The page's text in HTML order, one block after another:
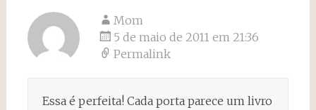
Mom
5 de maio de 2011 em 21:36
Permalink
Essa é perfeita! Cada porta parece um livro